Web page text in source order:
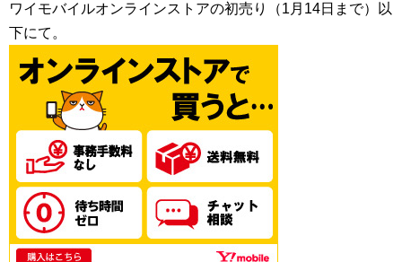
ワイモバイルオンラインストアの初売り（1月14日まで）以
下にて。